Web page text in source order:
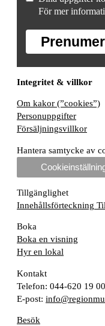
För mer
Integritet & villkor
Om kakor (”cookies”)
Personuppgifter
Försäljningsvillkor
Hantera samtycke av
Tillgänglighet
Innehållsförteckning
Boka
Boka en visning
Hyr en lokal
Kontakt
Telefon: 044-620 19 00
E-post:
Besök